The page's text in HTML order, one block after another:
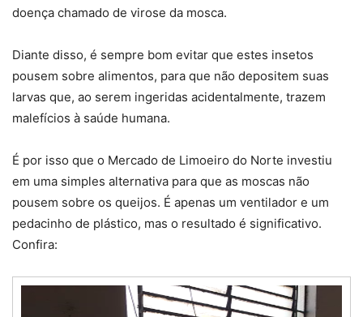
doença chamado de virose da mosca.
Diante disso, é sempre bom evitar que estes insetos
pousem sobre alimentos, para que não depositem suas
larvas que, ao serem ingeridas acidentalmente, trazem
malefícios à saúde humana.
É por isso que o Mercado de Limoeiro do Norte investiu
em uma simples alternativa para que as moscas não
pousem sobre os queijos. É apenas um ventilador e um
pedacinho de plástico, mas o resultado é significativo.
Confira: